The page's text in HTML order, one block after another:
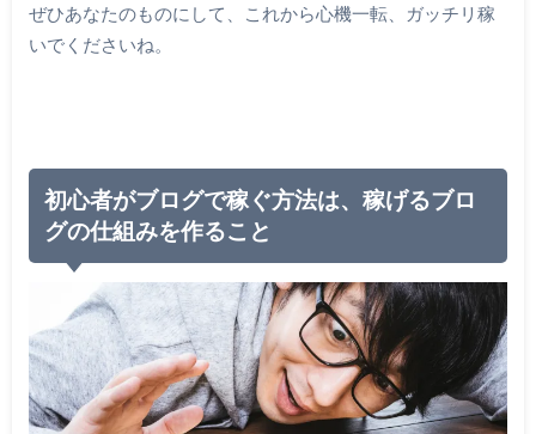
ぜひあなたのものにして、これから心機一転、ガッチリ稼
いでくださいね。
初心者がブログで稼ぐ方法は、稼げるブロ
グの仕組みを作ること